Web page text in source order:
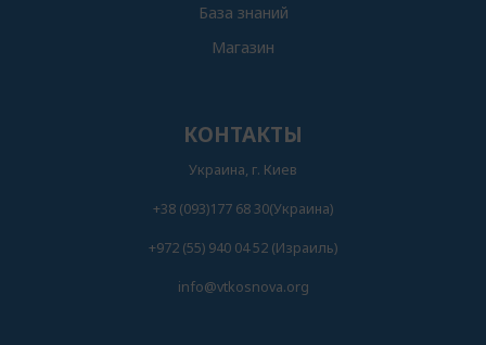
База знаний
Магазин
КОНТАКТЫ
Украина, г. Киев
+38 (093)177 68 30(Украина)
+972 (55) 940 04 52 (Израиль)
info@vtkosnova.org